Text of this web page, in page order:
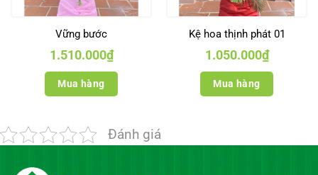
Vững bước
1.510.000₫
Mua hàng
Kệ hoa thịnh phát 01
1.050.000₫
Mua hàng
Đánh giá